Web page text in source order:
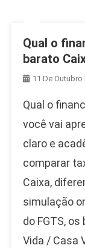
Qual o
barato
11 De Outubro
Qual o
você vai
claro e
comparar
Caixa,
simulação
do FGTS,
Vida / Casa